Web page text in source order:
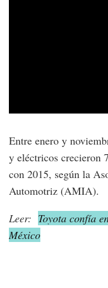
Entre enero y
y eléctricos crecieron
con 2015, según la
Automotriz (AMIA).
Leer: Toyota confía
México